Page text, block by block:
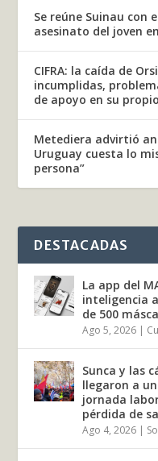
Se reúne Suinau con
asesinato del joven
CIFRA: la caída de
incumplidas,
de apoyo en su
Metediera advirtió
Uruguay cuesta lo
persona”
DESTACADAS
La app del
inteligencia
de 500
Ago 5, 2026 |
Sunca y las
llegaron a
jornada
pérdida de
Ago 4, 2026 |